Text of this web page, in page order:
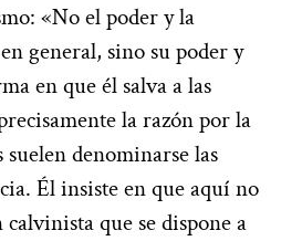
«No el poder y la
general, sino su poder y
en que él salva a las
la razón por la
suelen denominarse las
Él insiste en que aquí no
que se dispone a